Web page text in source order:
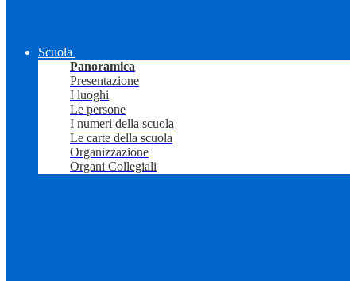
Scuola
Panoramica
Presentazione
I luoghi
Le persone
I numeri della scuola
Le carte della scuola
Organizzazione
Organi Collegiali